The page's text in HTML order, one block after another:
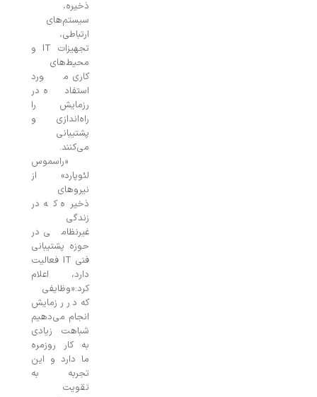
سیستم‌های
ارتباطی،
تجهیزات IT و
محیط‌های
کاری مورد
استفاده در
رزمایش را
راه‌اندازی و
پشتیبانی
می‌کنند.
«راسموس
لئوپارد» از
نیروهای
ذخیره که در
غیرنظامی در
حوزه پشتیبانی
فنی IT فعالیت
دارد، اعلام
«وظایفی
که در رزمایش
انجام می‌دهیم
شباهت زیادی
به کار روزمره
ما دارد و این
تجربه به